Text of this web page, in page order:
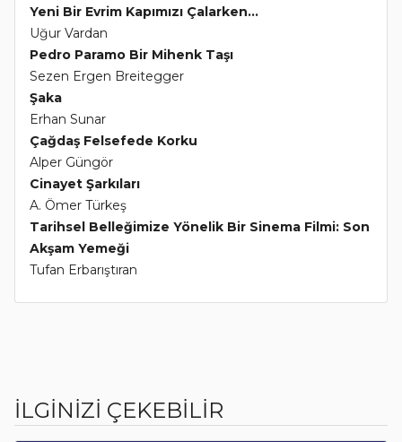
Yeni Bir Evrim Kapımızı Çalarken...
Uğur Vardan
Pedro Paramo Bir Mihenk Taşı
Sezen Ergen Breitegger
Şaka
Erhan Sunar
Çağdaş Felsefede Korku
Alper Güngör
Cinayet Şarkıları
A. Ömer Türkeş
Tarihsel Belleğimize Yönelik Bir Sinema Filmi: Son
Akşam Yemeği
Tufan Erbarıştıran
İLGİNİZİ ÇEKEBİLİR